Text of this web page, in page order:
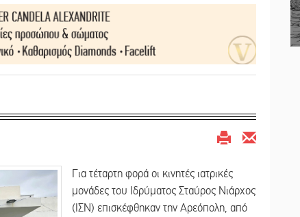
Για τέταρτη φορά οι κινητές ιατρικές
μονάδες του Ιδρύματος Σταύρος Νιάρχος
(ΙΣΝ) επισκέφθηκαν την Αρεόπολη, από